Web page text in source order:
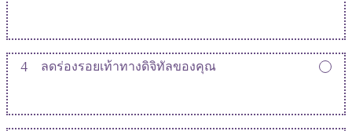
4 ลดร่องรอยเท้าทางดิจิทัลของคุณ